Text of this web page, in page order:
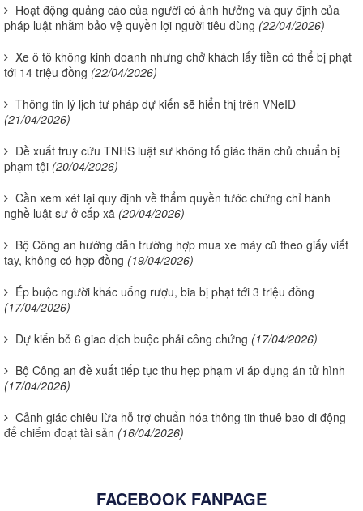
Hoạt động quảng cáo của người có ảnh hưởng và quy định của
pháp luật nhằm bảo vệ quyền lợi người tiêu dùng (22/04/2026)
Xe ô tô không kinh doanh nhưng chở khách lấy tiền có thể bị phạt
tới 14 triệu đồng (22/04/2026)
Thông tin lý lịch tư pháp dự kiến sẽ hiển thị trên VNeID
(21/04/2026)
Đề xuất truy cứu TNHS luật sư không tố giác thân chủ chuẩn bị
phạm tội (20/04/2026)
Cần xem xét lại quy định về thẩm quyền tước chứng chỉ hành
nghề luật sư ở cấp xã (20/04/2026)
Bộ Công an hướng dẫn trường hợp mua xe máy cũ theo giấy viết
tay, không có hợp đồng (19/04/2026)
Ép buộc người khác uống rượu, bia bị phạt tới 3 triệu đồng
(17/04/2026)
Dự kiến bỏ 6 giao dịch buộc phải công chứng (17/04/2026)
Bộ Công an đề xuất tiếp tục thu hẹp phạm vi áp dụng án tử hình
(17/04/2026)
Cảnh giác chiêu lừa hỗ trợ chuẩn hóa thông tin thuê bao di động
để chiếm đoạt tài sản (16/04/2026)
FACEBOOK FANPAGE